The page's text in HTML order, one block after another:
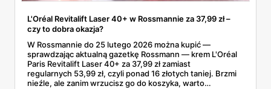
L'Oréal Revitalift Laser 40+ w Rossmannie za 37,99 zł –
czy to dobra okazja?
W Rossmannie do 25 lutego 2026 można kupić —
sprawdzając aktualną gazetkę Rossmann — krem L'Oréal
Paris Revitalift Laser 40+ za 37,99 zł zamiast
regularnych 53,99 zł, czyli ponad 16 złotych taniej. Brzmi
nieźle, ale zanim wrzucisz go do koszyka, warto